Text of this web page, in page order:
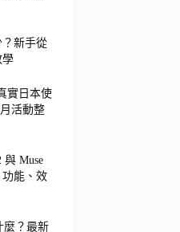
新手從
學
實日本使
活動整
與 Muse
功能、效
麼？最新